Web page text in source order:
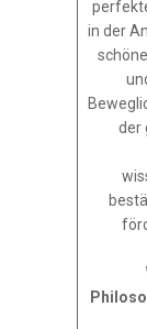
in der
der